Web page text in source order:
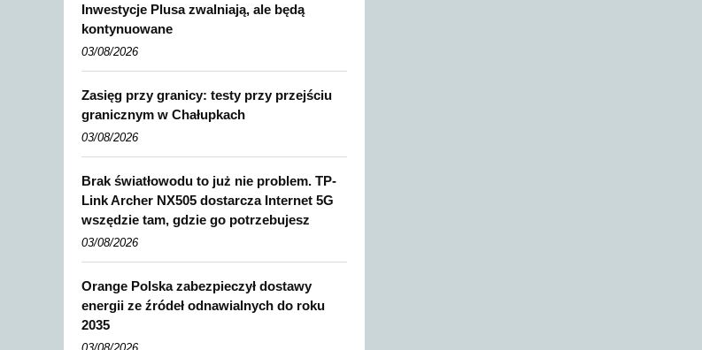
Inwestycje Plusa zwalniają, ale będą
kontynuowane
03/08/2026
Zasięg przy granicy: testy przy przejściu
granicznym w Chałupkach
03/08/2026
Brak światłowodu to już nie problem. TP-
Link Archer NX505 dostarcza Internet 5G
wszędzie tam, gdzie go potrzebujesz
03/08/2026
Orange Polska zabezpieczył dostawy
energii ze źródeł odnawialnych do roku
2035